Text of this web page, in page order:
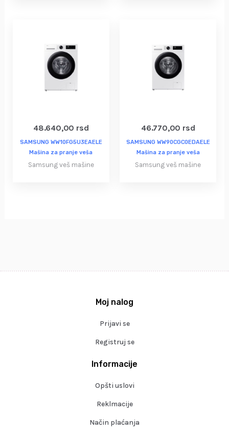
48.640,00 rsd
SAMSUNG WW10FG5U3EAELE
Mašina za pranje veša
Samsung veš mašine
46.770,00 rsd
SAMSUNG WW90CGC0EDAELE
Mašina za pranje veša
Samsung veš mašine
Informacije
Opšti uslovi
Reklmacije
Način plaćanja
Moj nalog
Prijavi se
Registruj se